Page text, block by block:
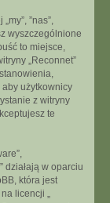
”nas”,
wyszczególnione
to miejsce,
„Reconnet”
użytkownicy
z witryny
te
działają w oparciu
która jest
licencji „